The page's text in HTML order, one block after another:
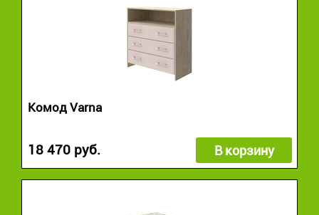
Комод Varna
18 470 руб. В корзину